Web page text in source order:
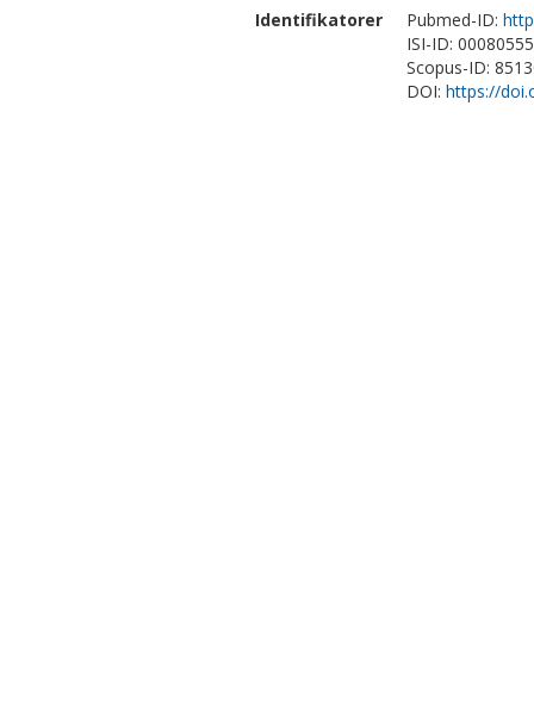
Identifikatorer
Pubmed-ID:
ISI-ID:
Scopus-ID:
DOI: https://